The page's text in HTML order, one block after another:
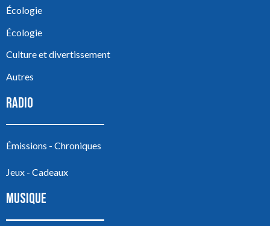
Écologie
Écologie
Culture et divertissement
Autres
RADIO
Émissions - Chroniques
Jeux - Cadeaux
MUSIQUE